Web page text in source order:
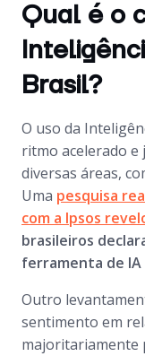
Qual é o
Brasil?
O uso da
ritmo acelerado e
diversas áreas,
Uma pesquisa
com a Ipsos
brasileiros
ferramenta de IA
Outro
sentimento em
majoritariamente